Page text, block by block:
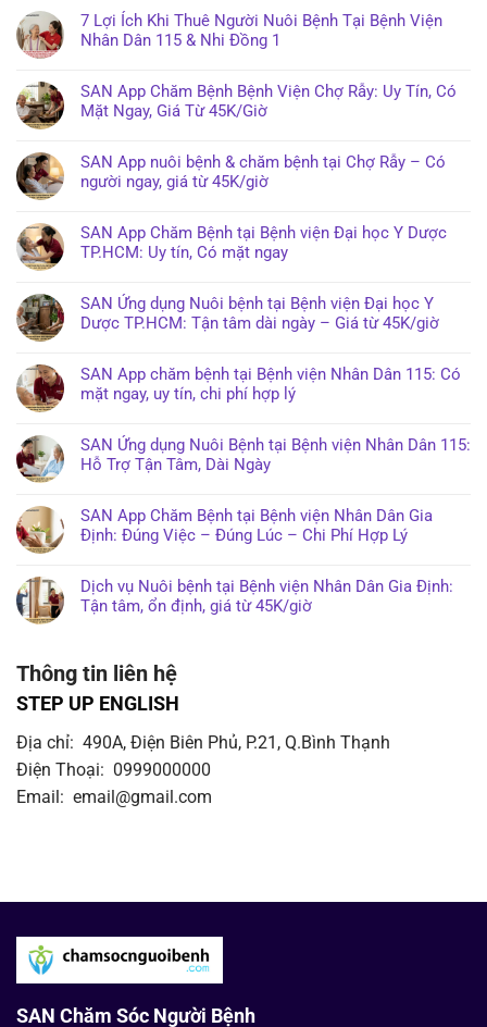
7 Lợi Ích Khi Thuê Người Nuôi Bệnh Tại Bệnh Viện
Nhân Dân 115 & Nhi Đồng 1
SAN App Chăm Bệnh Bệnh Viện Chợ Rẫy: Uy Tín, Có
Mặt Ngay, Giá Từ 45K/Giờ
SAN App nuôi bệnh & chăm bệnh tại Chợ Rẫy – Có
người ngay, giá từ 45K/giờ
SAN App Chăm Bệnh tại Bệnh viện Đại học Y Dược
TP.HCM: Uy tín, Có mặt ngay
SAN Ứng dụng Nuôi bệnh tại Bệnh viện Đại học Y
Dược TP.HCM: Tận tâm dài ngày – Giá từ 45K/giờ
SAN App chăm bệnh tại Bệnh viện Nhân Dân 115: Có
mặt ngay, uy tín, chi phí hợp lý
SAN Ứng dụng Nuôi Bệnh tại Bệnh viện Nhân Dân 115:
Hỗ Trợ Tận Tâm, Dài Ngày
SAN App Chăm Bệnh tại Bệnh viện Nhân Dân Gia
Định: Đúng Việc – Đúng Lúc – Chi Phí Hợp Lý
Dịch vụ Nuôi bệnh tại Bệnh viện Nhân Dân Gia Định:
Tận tâm, ổn định, giá từ 45K/giờ
Thông tin liên hệ
STEP UP ENGLISH
Địa chỉ: 490A, Điện Biên Phủ, P.21, Q.Bình Thạnh
Điện Thoại: 0999000000
Email: email@gmail.com
SAN Chăm Sóc Người Bệnh